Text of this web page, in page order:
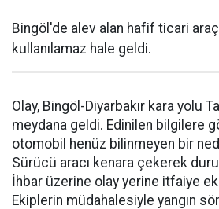
Bingöl'de alev alan hafif ticari
kullanılamaz hale geldi.
Olay, Bingöl-Diyarbakır kara yolu
meydana geldi. Edinilen bilgilere
otomobil henüz bilinmeyen bir
Sürücü aracı kenara çekerek
İhbar üzerine olay yerine itfaiye
Ekiplerin müdahalesiyle yangın